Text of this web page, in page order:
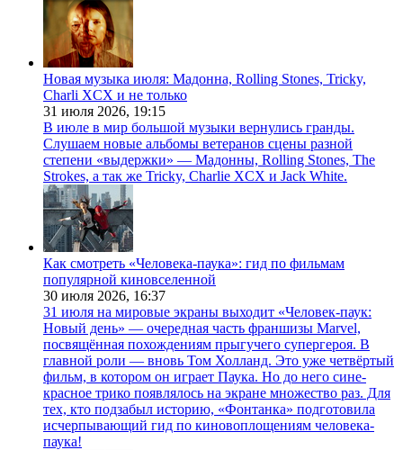
Новая музыка июля: Мадонна, Rolling Stones, Tricky,
Charli XCX и не только
31 июля 2026, 19:15
В июле в мир большой музыки вернулись гранды.
Слушаем новые альбомы ветеранов сцены разной
степени «выдержки» — Мадонны, Rolling Stones, The
Strokes, а так же Tricky, Charlie XCX и Jack White.
Как смотреть «Человека-паука»: гид по фильмам
популярной киновселенной
30 июля 2026, 16:37
31 июля на мировые экраны выходит «Человек-паук:
Новый день» — очередная часть франшизы Marvel,
посвящённая похождениям прыгучего супергероя. В
главной роли — вновь Том Холланд. Это уже четвёртый
фильм, в котором он играет Паука. Но до него сине-
красное трико появлялось на экране множество раз. Для
тех, кто подзабыл историю, «Фонтанка» подготовила
исчерпывающий гид по киновоплощениям человека-
паука!